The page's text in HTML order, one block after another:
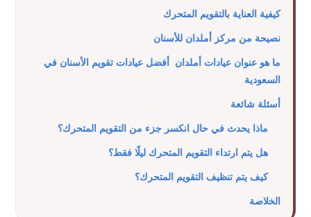
كيفية العناية بالتقويم المتحرك
نصيحة من مركز أملدان للأسنان
ما هو عنوان عيادات أملدان أفضل عيادات تقويم الأسنان في
السعودية​
أسئلة شائعة
ماذا يحدث في حال انكسر جزء من التقويم المتحرك؟
هل يتم ارتداء التقويم المتحرك ليلًا فقط؟
كيف يتم تنظيف التقويم المتحرك؟
الخلاصة